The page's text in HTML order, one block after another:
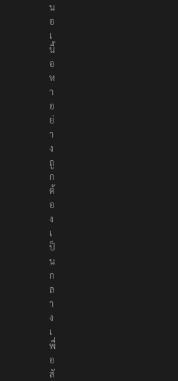
น
อ
เ
นื้
อ
ห
า
อ
ย่
า
ง
ถู
ก
ต้
อ
ง
เ
ป็
น
ก
ล
า
ง
เ
พื่
อ
สั